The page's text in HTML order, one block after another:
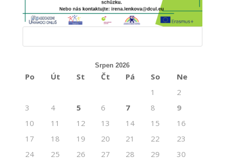
Srpen 2026
Po Út St Čt Pá So
Ne
1
2
3
4 5 6 7 8
9
10
11 12 13 14 15
16
17
18 19 20 21 22
23
24
25 26 27 28 29
30